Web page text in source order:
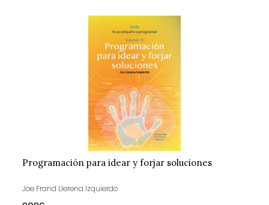
Programación para idear y forjar soluciones
Joe Frand Llerena Izquierdo